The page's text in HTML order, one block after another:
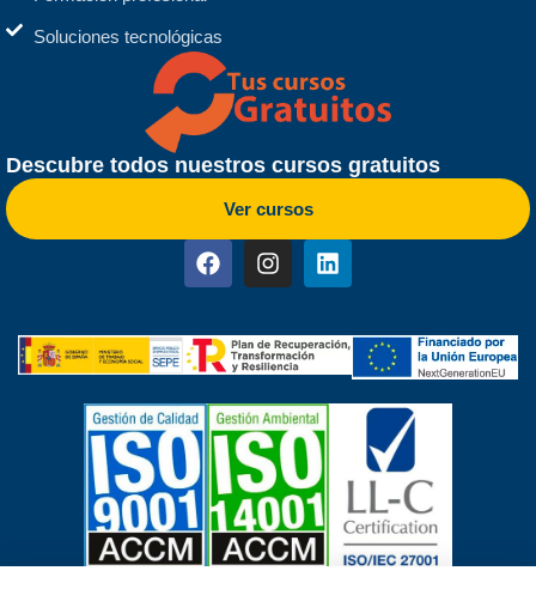
Soluciones tecnológicas
Descubre todos nuestros cursos gratuitos
Ver cursos